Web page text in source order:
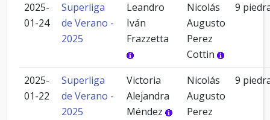
2025-
01-24
Superliga
de Verano -
2025
Leandro
Iván
Frazzetta
Nicolás
Augusto
Perez
Cottin
9
2025-
01-22
Superliga
de Verano -
2025
Victoria
Alejandra
Méndez
Nicolás
Augusto
Perez
9